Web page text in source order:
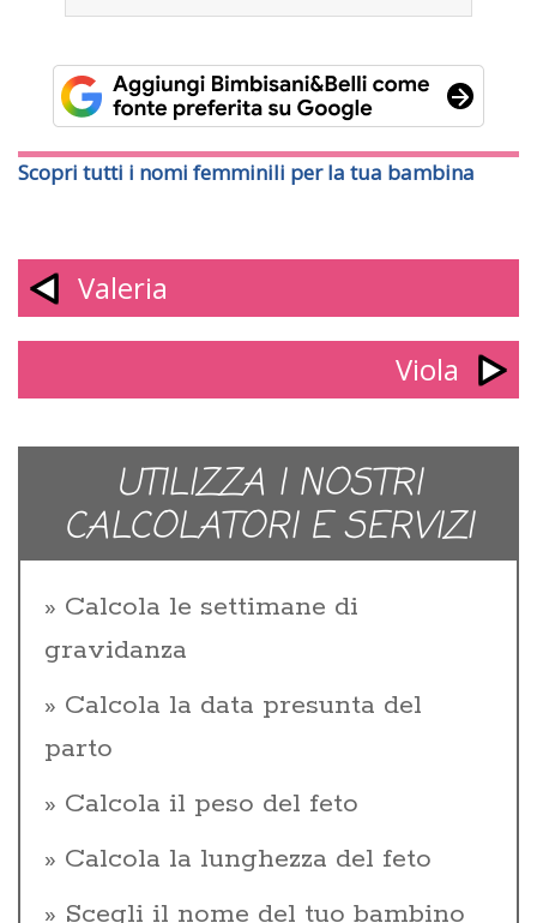
Scopri tutti i nomi femminili per la tua bambina
Valeria
Viola
UTILIZZA I NOSTRI
CALCOLATORI E SERVIZI
Calcola le settimane di
gravidanza
Calcola la data presunta del
parto
Calcola il peso del feto
Calcola la lunghezza del feto
Scegli il nome del tuo bambino